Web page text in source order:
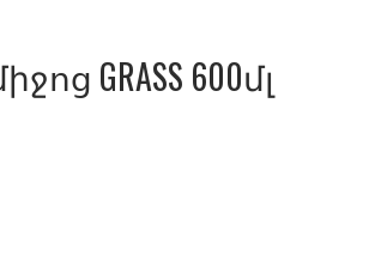
GRASS 600մլ